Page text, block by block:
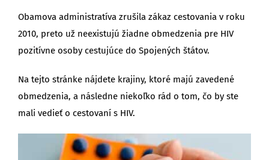
Obamova administratíva zrušila zákaz cestovania v roku
2010, preto už neexistujú žiadne obmedzenia pre HIV
pozitívne osoby cestujúce do Spojených štátov.
Na tejto stránke nájdete krajiny, ktoré majú zavedené
obmedzenia, a následne niekoľko rád o tom, čo by ste
mali vedieť o cestovaní s HIV.